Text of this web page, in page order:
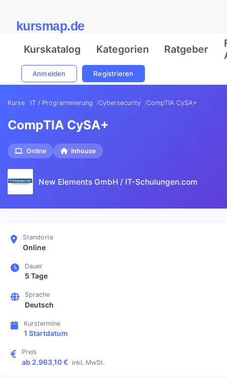
kursmap.de
Kurskatalog Kategorien Ratgeber
Anmelden Registrieren
Kurse IT / Programmierung Cybersecurity CompTIA CySA+
CompTIA CySA+
Online Inhouse
New Elements GmbH / IT-Schulungen.com
Standorte
Online
Dauer
5 Tage
Sprache
Deutsch
Kurstermine
1 Startdatum
Preis
ab 2.963,10 € inkl. MwSt.